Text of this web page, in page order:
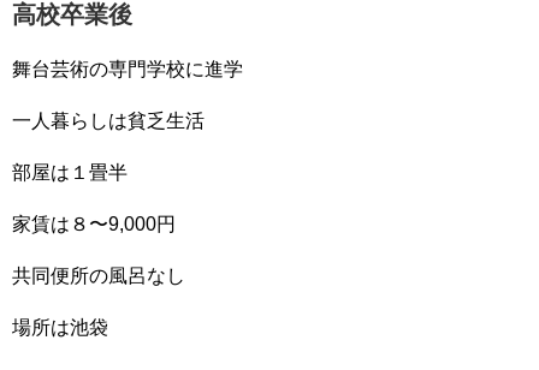
高校卒業後
舞台芸術の専門学校に進学
一人暮らしは貧乏生活
部屋は１畳半
家賃は８〜9,000円
共同便所の風呂なし
場所は池袋